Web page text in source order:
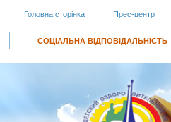
Головна сторінка Прес-центр
СОЦІАЛЬНА ВІДПОВІДАЛЬНІСТЬ